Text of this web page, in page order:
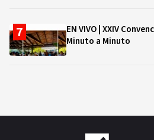
EN VIVO | XXIV
Minuto a Minuto